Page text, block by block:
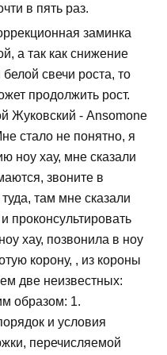
в пять раз.
заминка
а так как снижение
свечи роста, то
продолжить рост.
Жуковский - Ansomone
стало не понятно, я
ноу хау, мне сказали
звоните в
там мне сказали
проконсультировать
хау, позвонила в ноу
корону, , из короны
две неизвестных:
образом: 1.
и условия
перечисляемой